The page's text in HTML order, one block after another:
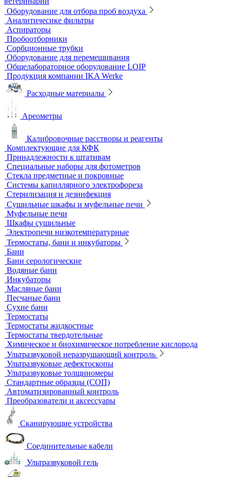
Оборудование для лабораторий пищевой
промышленности и ветеринарии
Оборудование для отбора проб воздуха
Аналитичесике фильтры
Аспираторы
Оборудование для перемешивания
Общелабораторное оборудование LOIP
Продукция компании IKA Werke
Расходные материалы
Ареометры
Комплектующие для КФК
Принадлежности к штативам
Специальные наборы для фотометров
Стекла предметные и покровные
Системы капиллярного электрофореза
Стерилизация и дезинфекция
Сушильные шкафы и муфельные печи
Муфельные печи
Шкафы сушильные
Электропечи низкотемпературные
Термостаты, бани и инкубаторы
Бани
Бани серологические
Водяные бани
Инкубаторы
Масляные бани
Песчаные бани
Сухие бани
Термостаты
Термостаты жидкостные
Термостаты твердотельные
Химическое и биохимическое потребление кислорода